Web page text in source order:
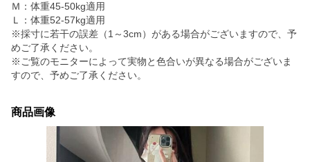
Ｍ：体重45-50kg適用
Ｌ：体重52-57kg適用
※採寸に若干の誤差（1～3cm）がある場合がございますので、予
めご了承ください。
※ご覧のモニターによって実物と色合いが異なる場合がございま
すので、予めご了承ください。
商品画像